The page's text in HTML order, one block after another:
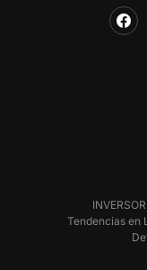
Tendencias en